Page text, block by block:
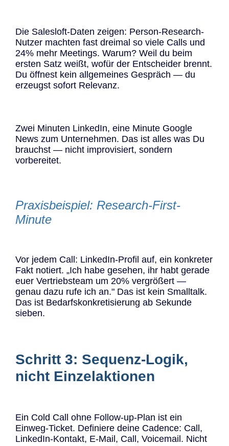
Die Salesloft-Daten zeigen: Person-Research-
Nutzer machten fast dreimal so viele Calls und
24% mehr Meetings. Warum? Weil du beim
ersten Satz weißt, wofür der Entscheider brennt.
Du öffnest kein allgemeines Gespräch — du
erzeugst sofort Relevanz.
Zwei Minuten LinkedIn, eine Minute Google
News zum Unternehmen. Das ist alles was Du
brauchst — nicht improvisiert, sondern
vorbereitet.
Praxisbeispiel: Research-First-
Minute
Vor jedem Call: LinkedIn-Profil auf, ein konkreter
Fakt notiert. „Ich habe gesehen, ihr habt gerade
euer Vertriebsteam um 20% vergrößert —
genau dazu rufe ich an." Das ist kein Smalltalk.
Das ist Bedarfskonkretisierung ab Sekunde
sieben.
Schritt 3: Sequenz-Logik,
nicht Einzelaktionen
Ein Cold Call ohne Follow-up-Plan ist ein
Einweg-Ticket. Definiere deine Cadence: Call,
LinkedIn-Kontakt, E-Mail, Call, Voicemail. Nicht